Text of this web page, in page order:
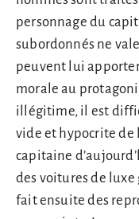
personnage du
subordonnés ne
peuvent lui
morale au
illégitime, il est
vide et hypocrite de
capitaine
des voitures de
fait ensuite des